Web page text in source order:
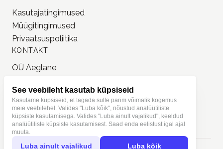
Kasutajatingimused
Müügitingimused
Privaatsuspoliitika
KONTAKT
OÜ Aeglane
info@jonnastudio.com
+37258482203
Instagram
See veebileht kasutab küpsiseid
Kasutame küpsiseid, et tagada sulle parim võimalik kogemus
meie veebilehel. Valides "Luba kõik", nõustud analüütiliste
küpsiste kasutamisega. Valides "Luba ainult vajalikud", keeldud
analüütiliste küpsiste kasutamisest. Saad enda eelistust igal ajal
muuta.
Luba ainult vajalikud Luba kõik